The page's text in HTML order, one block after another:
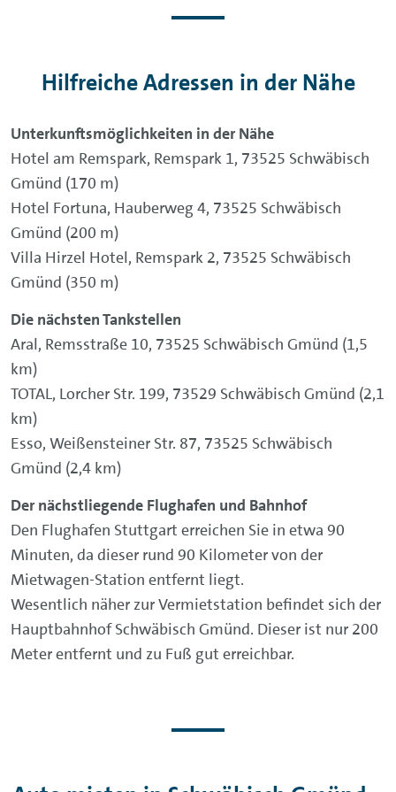
Hilfreiche Adressen in der Nähe
Unterkunftsmöglichkeiten in der Nähe
Hotel am Remspark, Remspark 1, 73525 Schwäbisch
Gmünd (170 m)
Hotel Fortuna, Hauberweg 4, 73525 Schwäbisch
Gmünd (200 m)
Villa Hirzel Hotel, Remspark 2, 73525 Schwäbisch
Gmünd (350 m)
Die nächsten Tankstellen
Aral, Remsstraße 10, 73525 Schwäbisch Gmünd (1,5
km)
TOTAL, Lorcher Str. 199, 73529 Schwäbisch Gmünd (2,1
km)
Esso, Weißensteiner Str. 87, 73525 Schwäbisch
Gmünd (2,4 km)
Der nächstliegende Flughafen und Bahnhof
Den Flughafen Stuttgart erreichen Sie in etwa 90
Minuten, da dieser rund 90 Kilometer von der
Mietwagen-Station entfernt liegt.
Wesentlich näher zur Vermietstation befindet sich der
Hauptbahnhof Schwäbisch Gmünd. Dieser ist nur 200
Meter entfernt und zu Fuß gut erreichbar.